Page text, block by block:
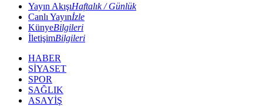
Yayın AkışıHaftalık / Günlük
Canlı Yayınİzle
KünyeBilgileri
İletişimBilgileri
HABER
SİYASET
SPOR
SAĞLIK
ASAYİŞ